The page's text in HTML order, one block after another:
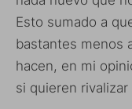
Esto sumado a
bastantes menos
hacen, en mi
si quieren